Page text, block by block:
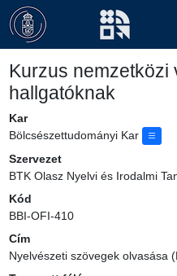
Kurzus nemzetközi
hallgatóknak
Kar
Bölcsészettudományi Kar
Szervezet
BTK Olasz Nyelvi és Irodalmi
Kód
BBI-OFI-410
Cím
Nyelvészeti szövegek olvasása